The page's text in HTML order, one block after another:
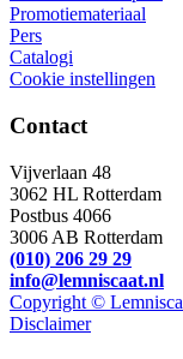
Promotiemateriaal
Pers
Catalogi
Cookie instellingen
Contact
Vijverlaan 48
3062 HL Rotterdam
Postbus 4066
3006 AB Rotterdam
(010) 206 29 29
info@lemniscaat.nl
Copyright ©
Disclaimer